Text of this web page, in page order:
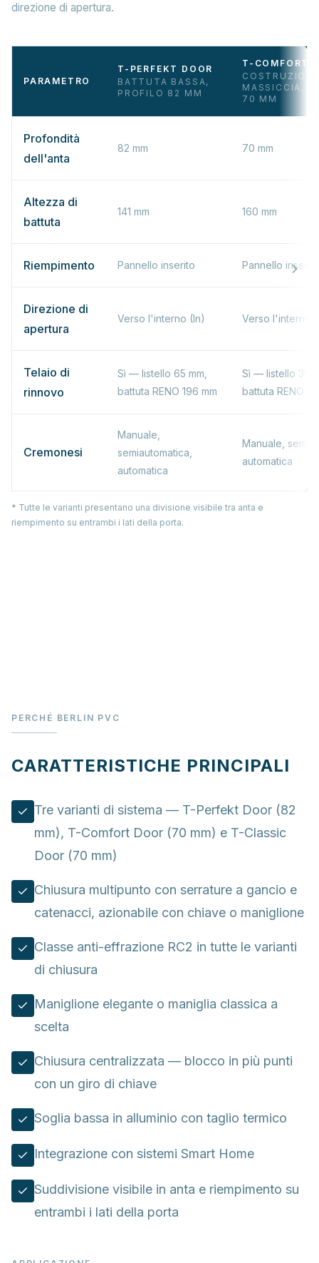
direzione di apertura.
PARAMETRO
T-PERFEKT DOOR
BATTUTA BASSA,
PROFILO 82 MM
T-COMFORT
MASSICCIA,
70 MM
Profondità
dell'anta
82 mm 70 mm
Altezza di
battuta
141 mm 160 mm
Riempimento Pannello inserito Pannello inserito
Direzione di
apertura
Verso l'interno (In) Verso l'interno
Telaio di
rinnovo
Sì — listello 65 mm,
battuta RENO 196 mm
Sì — listello 39,5
battuta RENO
Cremonesi
Manuale,
semiautomatica,
automatica
Manuale,
automatica
* Tutte le varianti presentano una divisione visibile tra anta e
riempimento su entrambi i lati della porta.
PERCHÉ BERLIN PVC
CARATTERISTICHE PRINCIPALI
Tre varianti di sistema — T-Perfekt Door (82
mm), T-Comfort Door (70 mm) e T-Classic
Door (70 mm)
Chiusura multipunto con serrature a gancio e
catenacci, azionabile con chiave o maniglione
Classe anti-effrazione RC2 in tutte le varianti
di chiusura
Maniglione elegante o maniglia classica a
scelta
Chiusura centralizzata — blocco in più punti
con un giro di chiave
Soglia bassa in alluminio con taglio termico
Integrazione con sistemi Smart Home
Suddivisione visibile in anta e riempimento su
entrambi i lati della porta